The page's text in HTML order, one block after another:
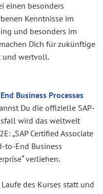
einen besonders
Kenntnisse im
und besonders im
Dich für zukünftige
und wertvoll.
Business Processes
Du die offizielle SAP-
wird das weltweit
„SAP Certified Associate
to-End Business
verliehen.
des Kurses statt und